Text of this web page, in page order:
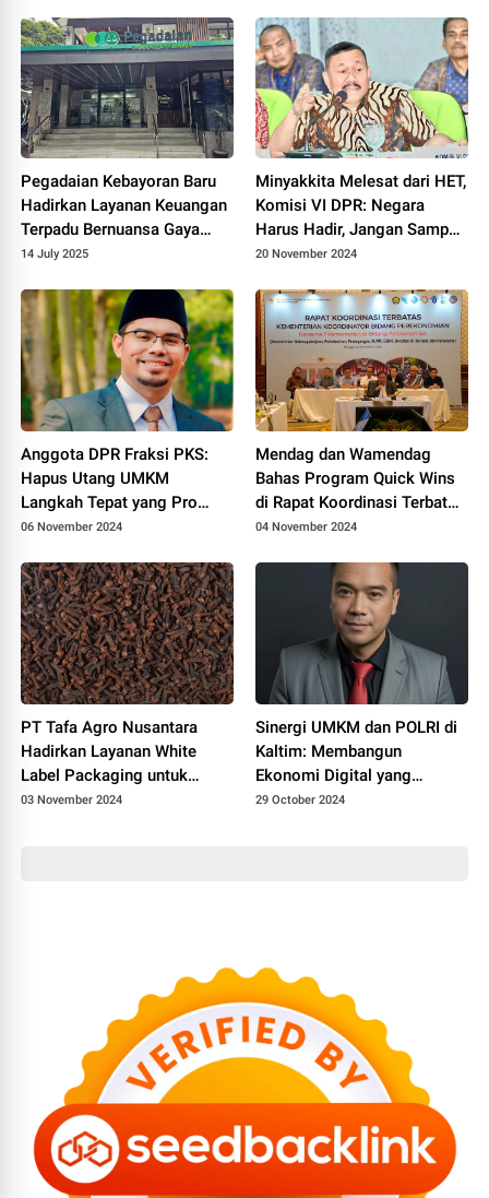
Seputar Kredit Usaha Rakyat
dan Ekonomi Kreatif
Pegadaian Kebayoran Baru
Hadirkan Layanan Keuangan
Terpadu Bernuansa Gaya
Hidup Modern
14 July 2025
Minyakkita Melesat dari HET,
Komisi VI DPR: Negara
Harus Hadir, Jangan Sampai
Ada Oknum Bermain
20 November 2024
Anggota DPR Fraksi PKS:
Hapus Utang UMKM
Langkah Tepat yang Pro
Rakyat
06 November 2024
Mendag dan Wamendag
Bahas Program Quick Wins
di Rapat Koordinasi Terbatas
Bidang Perekonomian
04 November 2024
PT Tafa Agro Nusantara
Hadirkan Layanan White
Label Packaging untuk
Ekspor Cengkeh Berkualitas
03 November 2024
Sinergi UMKM dan POLRI di
Kaltim: Membangun
Ekonomi Digital yang
Inklusif
29 October 2024